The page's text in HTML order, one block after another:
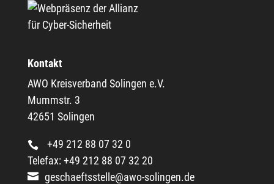
Kontakt
AWO Kreisverband Solingen e.V.
Mummstr. 3
42651 Solingen
+49 212 88 07 32 0
Telefax: +49 212 88 07 32 20
geschaeftsstelle@awo-solingen.de